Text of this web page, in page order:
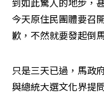
今天原住民團體要召
歉，不然就要發起倒
只是三天已過，馬政
與總統大選文化界提